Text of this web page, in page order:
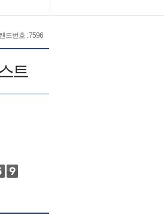
드번호 : 7596
트